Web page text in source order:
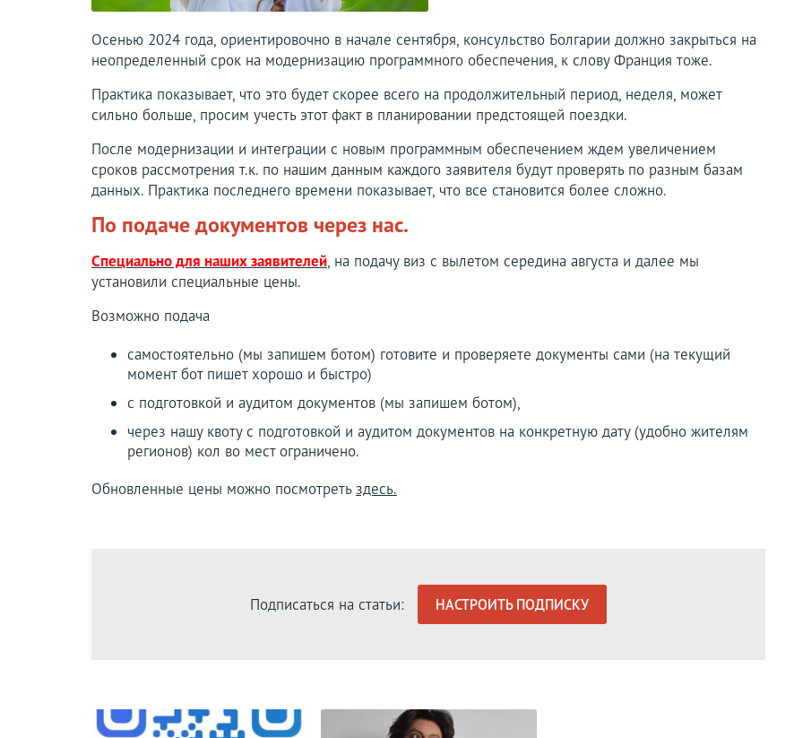
Осенью 2024 года, ориентировочно в начале сентября, консульство Болгарии должно закрыться на
неопределенный срок на модернизацию программного обеспечения, к слову Франция тоже.
Практика показывает, что это будет скорее всего на продолжительный период, неделя, может
сильно больше, просим учесть этот факт в планировании предстоящей поездки.
После модернизации и интеграции с новым программным обеспечением ждем увеличением
сроков рассмотрения т.к. по нашим данным каждого заявителя будут проверять по разным базам
данных. Практика последнего времени показывает, что все становится более сложно.
По подаче документов через нас.
Специально для наших заявителей, на подачу виз с вылетом середина августа и далее мы
установили специальные цены.
Возможно подача
самостоятельно (мы запишем ботом) готовите и проверяете документы сами (на текущий
момент бот пишет хорошо и быстро)
с подготовкой и аудитом документов (мы запишем ботом),
через нашу квоту с подготовкой и аудитом документов на конкретную дату (удобно жителям
регионов) кол во мест ограничено.
Обновленные цены можно посмотретьздесь.
Подписаться на статьи: НАСТРОИТЬ ПОДПИСКУ